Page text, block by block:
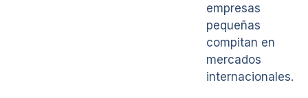
empresas
pequeñas
compitan en
mercados
internacionales.